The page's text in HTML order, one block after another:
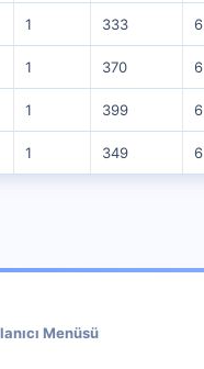
1 333
1 370
1 399
1 349
Menüsü